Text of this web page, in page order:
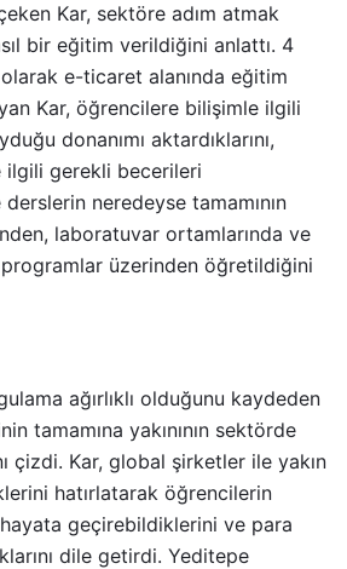
Kar, sektöre adım atmak
bir eğitim verildiğini anlattı. 4
e-ticaret alanında eğitim
Kar, öğrencilere bilişimle ilgili
donanımı aktardıklarını,
gerekli becerileri
derslerin neredeyse tamamının
laboratuvar ortamlarında ve
üzerinden öğretildiğini
ağırlıklı olduğunu kaydeden
tamamına yakınının sektörde
çizdi. Kar, global şirketler ile yakın
hatırlatarak öğrencilerin
geçirebildiklerini ve para
dile getirdi. Yeditepe